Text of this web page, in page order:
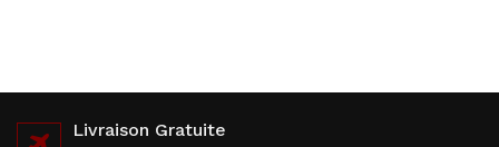
Livraison Gratuite